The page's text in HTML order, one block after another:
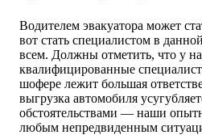
Водителем эвакуатора может
вот стать специалистом в
всем. Должны отметить, что у
квалифицированные
шофере лежит большая
выгрузка автомобиля
обстоятельствами — наши
любым непредвиденным